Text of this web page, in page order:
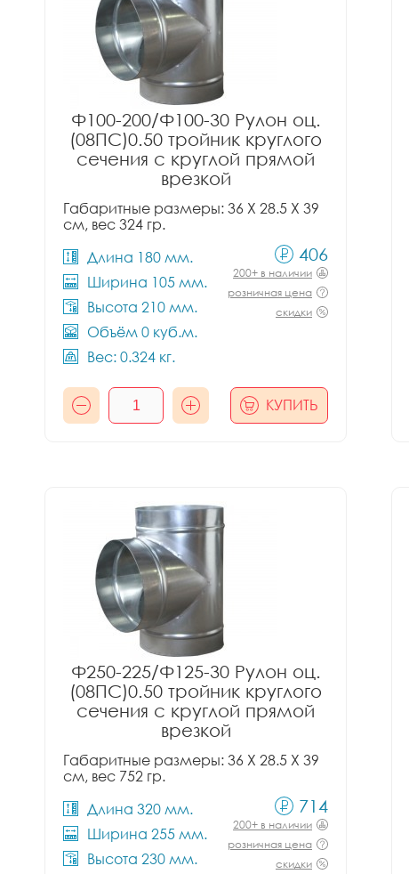
Ф100-200/Ф100-30 Рулон оц.
(08ПС)0.50 тройник круглого
сечения с круглой прямой
врезкой
Габаритные размеры: 36 X 28.5 X 39
см, вес 324 гр.
Длина 180 мм.
Ширина 105 мм.
Высота 210 мм.
Объём 0 куб.м.
Вес: 0.324 кг.
406
200+ в наличии
розничная цена
скидки
КУПИТЬ
Ф250-225/Ф125-30 Рулон оц.
(08ПС)0.50 тройник круглого
сечения с круглой прямой
врезкой
Габаритные размеры: 36 X 28.5 X 39
см, вес 752 гр.
Длина 320 мм.
Ширина 255 мм.
Высота 230 мм.
714
200+ в наличии
розничная цена
скидки